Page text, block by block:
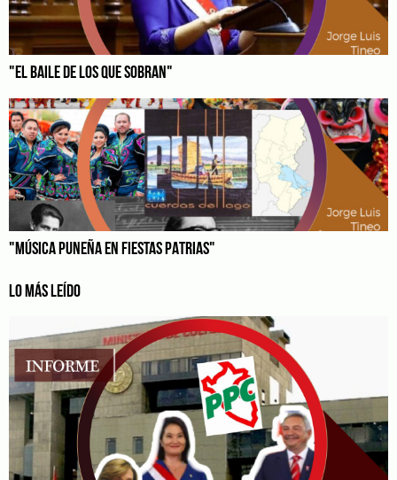
"EL BAILE DE LOS QUE SOBRAN"
"MÚSICA PUNEÑA EN FIESTAS PATRIAS"
LO MÁS LEÍDO